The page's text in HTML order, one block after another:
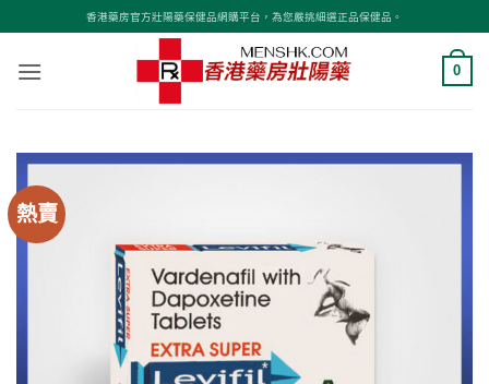
to
content
香港藥房官方壯陽藥保健品網購平台，為您嚴挑細選正品保健品。
0
熱賣